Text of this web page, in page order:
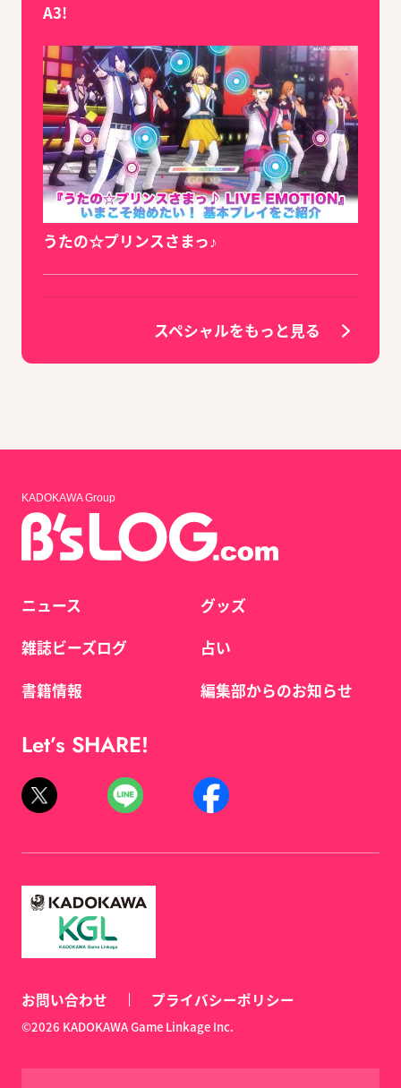
A3!
うたの☆プリンスさまっ♪
スペシャルをもっと見る
KADOKAWA Group
ニュース
雑誌ビーズログ
書籍情報
グッズ
占い
編集部からのお知らせ
Let’s SHARE!
お問い合わせ プライバシーポリシー
©2026 KADOKAWA Game Linkage Inc.